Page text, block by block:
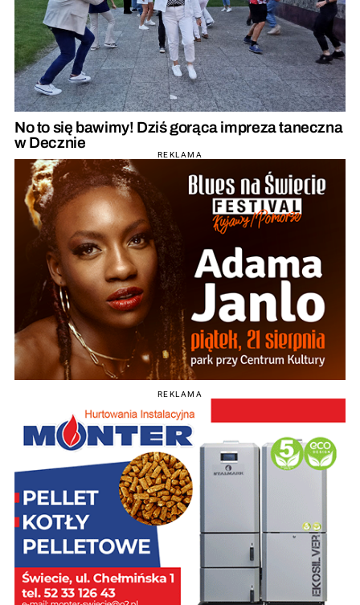
No to się bawimy! Dziś gorąca impreza taneczna
w Decznie
REKLAMA
REKLAMA